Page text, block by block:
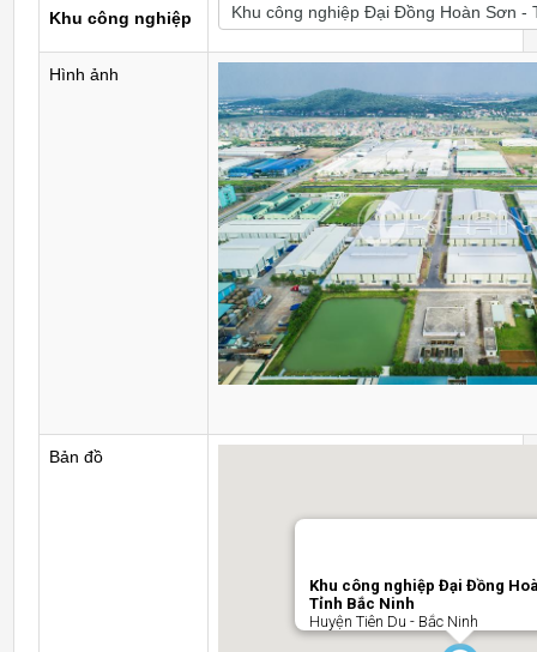
Khu công nghiệp
Hình ảnh
Bản đồ
Khu công nghiệp Đại Đồng
Tỉnh Bắc Ninh
Huyện Tiên Du - Bắc Ninh